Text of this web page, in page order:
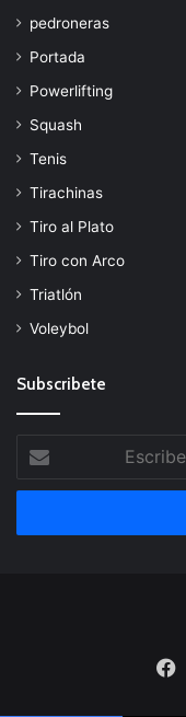
pedroneras
Portada
Powerlifting
Squash
Tenis
Tirachinas
Tiro al Plato
Tiro con Arco
Triatlón
Voleybol
Subscribete
Escribe
tu
correo